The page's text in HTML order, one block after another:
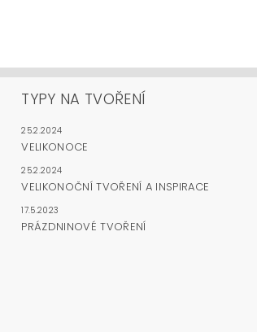
TYPY NA TVOŘENÍ
25.2.2024
VELIKONOCE
25.2.2024
VELIKONOČNÍ TVOŘENÍ A INSPIRACE
17.5.2023
PRÁZDNINOVÉ TVOŘENÍ